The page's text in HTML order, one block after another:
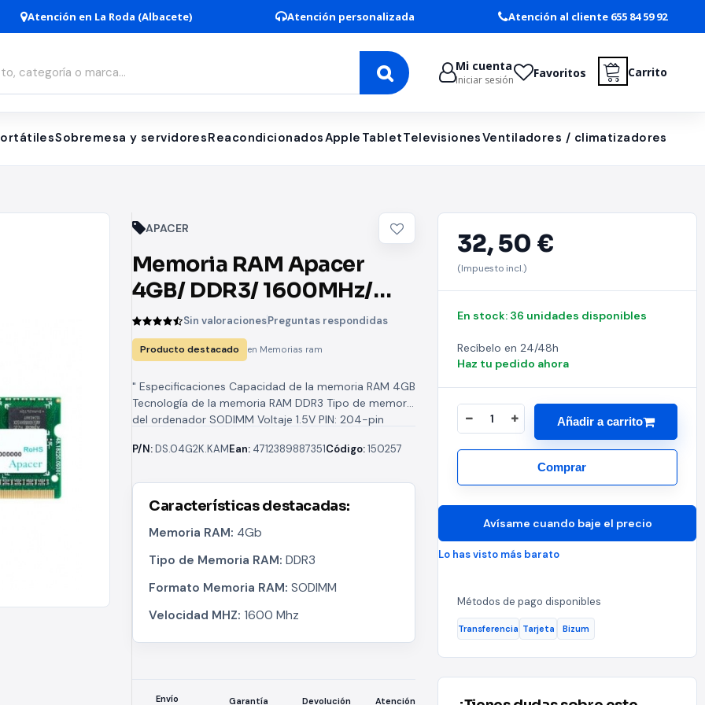
Atención en La Roda (Albacete) Atención personalizada Atención al cliente 655 84 59 92
Mi cuenta
Iniciar sesión Favoritos Carrito
Sobremesa y servidoresReacondicionadosApple TabletTelevisionesVentiladores / climatizadores
APACER
Memoria RAM Apacer
4GB/ DDR3/ 1600MHz/
1.5V/ CL11/ SODIMM
Sin valoracionesPreguntas respondidas
Producto destacado en Memorias ram
" Especificaciones Capacidad de la memoria RAM‎ 4GB
Tecnología de la memoria RAM‎ DDR3 Tipo de memoria
del ordenador ‎SODIMM Voltaje‎ 1.5V PIN: 204-pin
P/N:DS.04G2K.KAMEan: 4712389887351Código:150257
Características destacadas:
Memoria RAM: 4Gb
Tipo de Memoria RAM: DDR3
Formato Memoria RAM: SODIMM
Velocidad MHZ: 1600 Mhz
Envío
Garantía Devolución Atención
32,50 €
(Impuesto incl.)
En stock: 36 unidades disponibles
Recíbelo en 24/48h
Haz tu pedido ahora
Añadir a carrito
Comprar
Avísame cuando baje el precio
Lo has visto más barato
Métodos de pago disponibles
Transferencia Tarjeta Bizum